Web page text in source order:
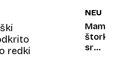
redki
a
ni
Mama
sredi